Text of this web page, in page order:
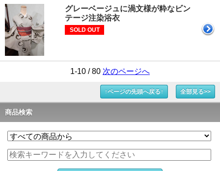
グレーベージュに渦文様が粋なビン
テージ注染浴衣
SOLD OUT
1-10 / 80 次のページへ
↑ページの先頭へ戻る↑ 全部見る>>
商品検索